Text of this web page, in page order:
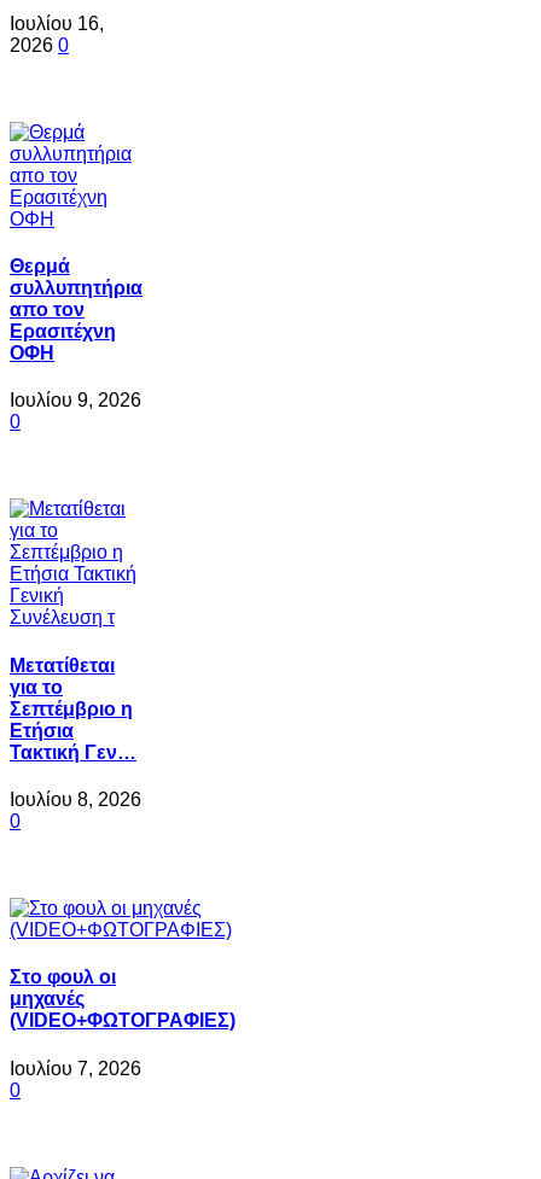
Ιουλίου 16,
2026 0
Θερμά
συλλυπητήρια
απο τον
Ερασιτέχνη
ΟΦΗ
Ιουλίου 9, 2026
0
Μετατίθεται
για το
Σεπτέμβριο η
Ετήσια
Τακτική Γεν…
Ιουλίου 8, 2026
0
Στο φουλ οι
μηχανές
(VIDEO+ΦΩΤΟΓΡΑΦΙΕΣ)
Ιουλίου 7, 2026
0